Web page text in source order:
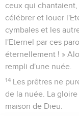
ceux qui
célébrer et louer
cymbales et les
l'Eternel par ces
éternellement ! »
rempli d'une nuée.
14 Les prêtres ne
de la nuée. La
maison de Dieu.